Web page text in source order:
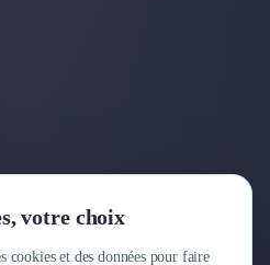
votre choix
cookies et des données pour faire